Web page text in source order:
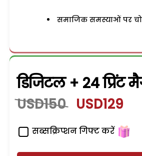
समाजिक समस्याओं पर
डिजिटल + 24 प्रिंट
USD150 USD129
सब्सक्रिप्शन गिफ्ट करें